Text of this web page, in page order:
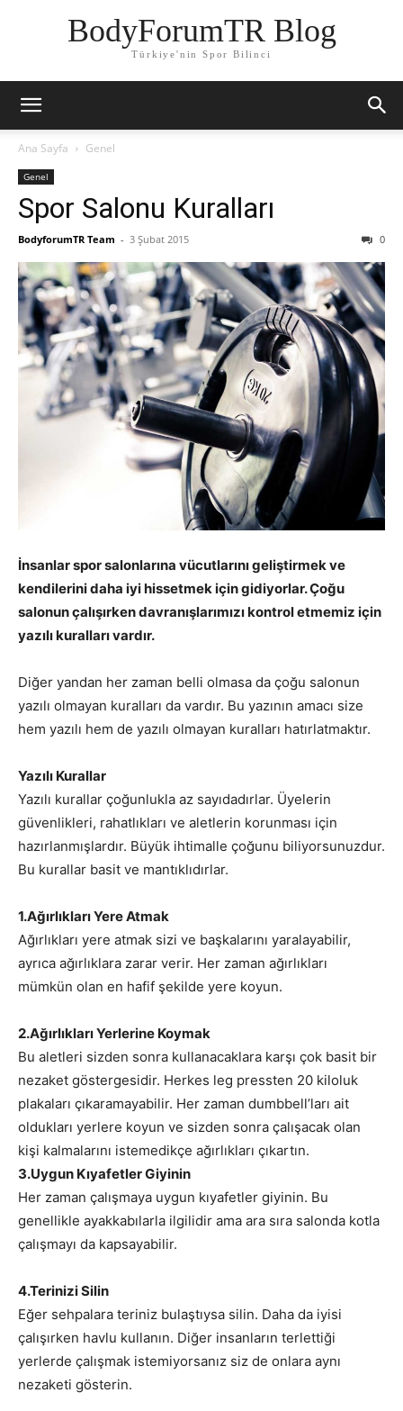
BodyForumTR Blog
Türkiye'nin Spor Bilinci
Ana Sayfa Genel
Genel
Spor Salonu Kuralları
BodyforumTR Team - 3 Şubat 2015 0
İnsanlar spor salonlarına vücutlarını geliştirmek ve
kendilerini daha iyi hissetmek için gidiyorlar. Çoğu
salonun çalışırken davranışlarımızı kontrol etmemiz için
yazılı kuralları vardır.
Diğer yandan her zaman belli olmasa da çoğu salonun
yazılı olmayan kuralları da vardır. Bu yazının amacı size
hem yazılı hem de yazılı olmayan kuralları hatırlatmaktır.
Yazılı Kurallar
Yazılı kurallar çoğunlukla az sayıdadırlar. Üyelerin
güvenlikleri, rahatlıkları ve aletlerin korunması için
hazırlanmışlardır. Büyük ihtimalle çoğunu biliyorsunuzdur.
Bu kurallar basit ve mantıklıdırlar.
1.Ağırlıkları Yere Atmak
Ağırlıkları yere atmak sizi ve başkalarını yaralayabilir,
ayrıca ağırlıklara zarar verir. Her zaman ağırlıkları
mümkün olan en hafif şekilde yere koyun.
2.Ağırlıkları Yerlerine Koymak
Bu aletleri sizden sonra kullanacaklara karşı çok basit bir
nezaket göstergesidir. Herkes leg pressten 20 kiloluk
plakaları çıkaramayabilir. Her zaman dumbbell’ları ait
oldukları yerlere koyun ve sizden sonra çalışacak olan
kişi kalmalarını istemedikçe ağırlıkları çıkartın.
3.Uygun Kıyafetler Giyinin
Her zaman çalışmaya uygun kıyafetler giyinin. Bu
genellikle ayakkabılarla ilgilidir ama ara sıra salonda kotla
çalışmayı da kapsayabilir.
4.Terinizi Silin
Eğer sehpalara teriniz bulaştıysa silin. Daha da iyisi
çalışırken havlu kullanın. Diğer insanların terlettiği
yerlerde çalışmak istemiyorsanız siz de onlara aynı
nezaketi gösterin.